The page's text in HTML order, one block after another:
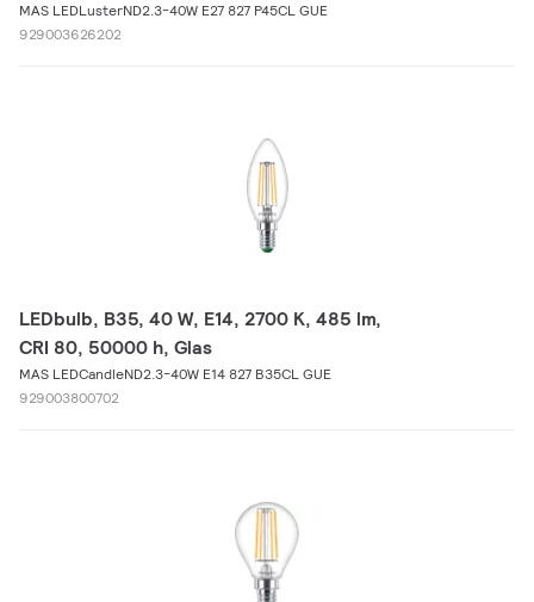
MAS LEDLusterND2.3-40W E27 827 P45CL GUE
929003626202
LEDbulb, B35, 40 W, E14, 2700 K, 485 lm,
CRI 80, 50000 h, Glas
MAS LEDCandleND2.3-40W E14 827 B35CL GUE
929003800702